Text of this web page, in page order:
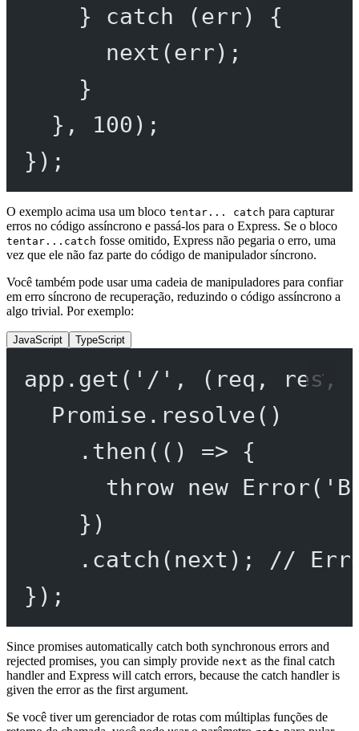
} catch (err) {
next (err);
}
},
100 );
});
O exemplo acima usa um bloco tentar... catch para capturar
erros no código assíncrono e passá-los para o Express. Se o bloco
tentar...catch fosse omitido, Express não pegaria o erro, uma
vez que ele não faz parte do código de manipulador síncrono.
Você também pode usar uma cadeia de manipuladores para confiar
em erro síncrono de recuperação, reduzindo o código assíncrono a
algo trivial. Por exemplo:
JavaScript TypeScript
app. get ( '/' , ( req , res,
Promise . resolve()
. then (() => {
throw
new Error(
})
. catch (next);
//
});
Since promises automatically catch both synchronous errors and
rejected promises, you can simply provide next as the final catch
handler and Express will catch errors, because the catch handler is
given the error as the first argument.
Se você tiver um gerenciador de rotas com múltiplas funções de